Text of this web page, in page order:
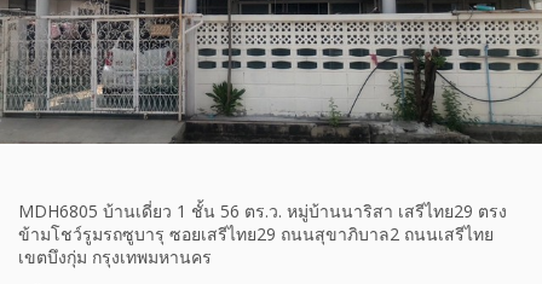
MDH6805 บ้านเดี่ยว 1 ชั้น 56 ตร.ว. หมู่บ้านนาริสา เสรีไทย29 ตรง
ข้ามโชว์รูมรถซูบารุ ซอยเสรีไทย29 ถนนสุขาภิบาล2 ถนนเสรีไทย
เขตบึงกุ่ม กรุงเทพมหานคร